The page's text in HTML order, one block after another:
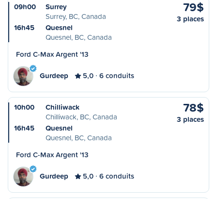
09h00
Surrey
Surrey, BC, Canada
16h45
Quesnel
Quesnel, BC, Canada
79$
3 places
Ford C-Max Argent '13
Gurdeep 5,0 6 conduits
10h00
Chilliwack
Chilliwack, BC, Canada
16h45
Quesnel
Quesnel, BC, Canada
78$
3 places
Ford C-Max Argent '13
Gurdeep 5,0 6 conduits